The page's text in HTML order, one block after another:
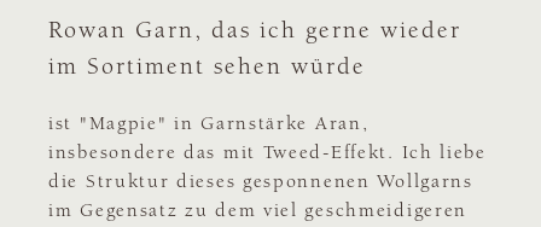
Rowan Garn, das ich gerne wieder
im Sortiment sehen würde
ist "Magpie" in Garnstärke Aran,
insbesondere das mit Tweed-Effekt. Ich liebe
die Struktur dieses gesponnenen Wollgarns
im Gegensatz zu dem viel geschmeidigeren